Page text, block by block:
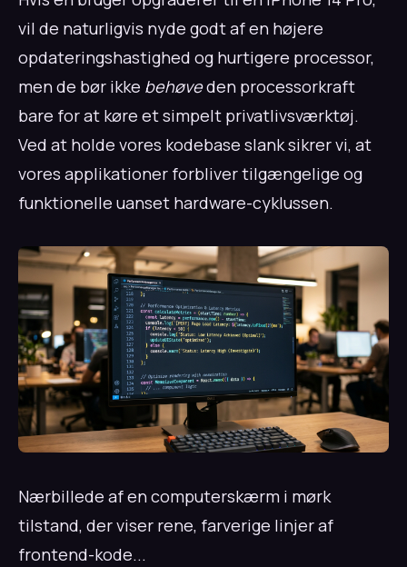
vil de naturligvis nyde godt af en højere
opdateringshastighed og hurtigere processor,
men de bør ikke behøveden processorkraft
bare for at køre et simpelt privatlivsværktøj.
Ved at holde vores kodebase slank sikrer vi, at
vores applikationer forbliver tilgængelige og
funktionelle uanset hardware-cyklussen.
Nærbillede af en computerskærm i mørk
tilstand, der viser rene, farverige linjer af
frontend-kode...